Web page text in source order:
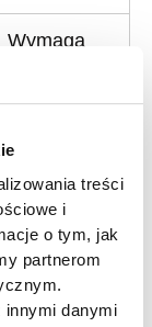
treści
i
o tym, jak
partnerom
innymi danymi
Wymaga
komunikacji,
obawy